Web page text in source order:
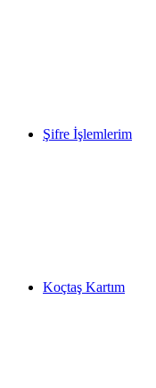
Şifre İşlemlerim
Koçtaş Kartım